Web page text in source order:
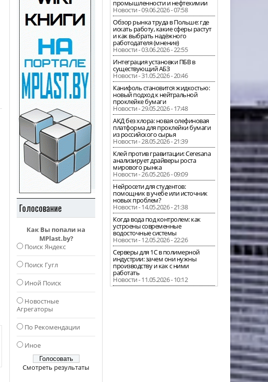
Голосование
Как Вы попали на
MPlast.by?
Поиск Яндекс
Поиск Гугл
Иной Поиск
Новостные
Агрегаторы
По Рекомендации
Иное
Смотреть результаты
промышленности и нефтехимии
Новости - 09.06.2026 - 07:58
Обзор рынка труда в Польше: где
искать работу, какие сферы растут
и как выбрать надёжного
работодателя (мнение)
Новости - 03.06.2026 - 22:55
Интеграция установки ПБВ в
существующий АБЗ
Новости - 31.05.2026 - 20:46
Канифоль становится жидкостью:
новый подход к нейтральной
проклейке бумаги
Новости - 29.05.2026 - 17:48
АКД без хлора: новая олефиновая
платформа для проклейки бумаги
из российского сырья
Новости - 28.05.2026 - 21:39
Клей против гравитации: Ceresana
анализирует драйверы роста
мирового рынка
Новости - 26.05.2026 - 09:09
Нейросети для студентов:
помощник в учебе или источник
новых проблем?
Новости - 14.05.2026 - 21:38
Когда вода под контролем: как
устроены современные
водосточные системы
Новости - 12.05.2026 - 22:26
Серверы для 1С в полимерной
индустрии: зачем они нужны
производству и как с ними
работать
Новости - 11.05.2026 - 10:12